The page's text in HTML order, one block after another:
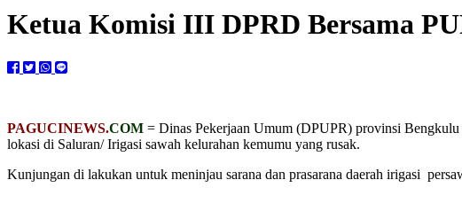
Ketua Komisi III DPRD Bersama
PAGUCINEWS.COM = Dinas Pekerjaan Umum (DPUPR) provinsi
lokasi di Saluran/ Irigasi sawah kelurahan kemumu yang rusak.
Kunjungan di lakukan untuk meninjau sarana dan prasarana daerah irigasi